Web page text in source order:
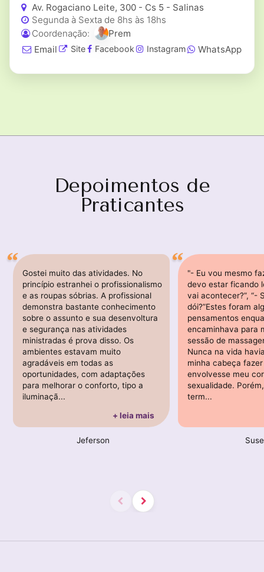
Av. Rogaciano Leite, 300 - Cs 5 - Salinas
Segunda à Sexta de 8hs às 18hs
Coordenação:
Prem
Email
Site Facebook Instagram WhatsApp
Depoimentos de
Praticantes
Gostei muito das atividades. No
princípio estranhei o profissionalismo
e as roupas sóbrias. A profissional
demonstra bastante conhecimento
sobre o assunto e sua desenvoltura
e segurança nas atividades
ministradas é prova disso. Os
ambientes estavam muito
agradáveis em todas as
oportunidades, com adaptações
para melhorar o conforto, tipo a
iluminaçã...
+ leia mais
Jeferson
"- Eu vou mesmo
devo estar ficando
vai acontecer?”, “-
dói?”Estes foram
pensamentos
encaminhava para
sessão de
Nunca na vida
minha cabeça
envolvesse meu
sexualidade.
term...